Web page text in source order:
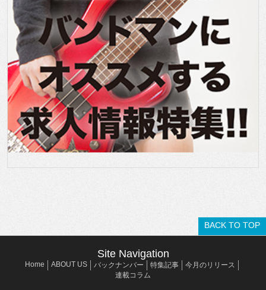
BACK TO TOP
Site Navigation
Home ABOUT US バックナンバー 特集記事
今月のリリース
連載コラム